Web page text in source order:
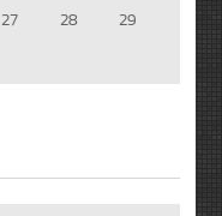
27 28
29